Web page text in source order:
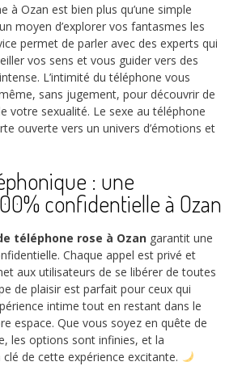
à Ozan est bien plus qu’une simple
moyen d’explorer vos fantasmes les
permet de parler avec des experts qui
vos sens et vous guider vers des
L’intimité du téléphone vous
sans jugement, pour découvrir de
votre sexualité. Le sexe au téléphone
ouverte vers un univers d’émotions et
: une
confidentielle à Ozan
téléphone rose à Ozan garantit une
Chaque appel est privé et
aux utilisateurs de se libérer de toutes
de plaisir est parfait pour ceux qui
intime tout en restant dans le
espace. Que vous soyez en quête de
les options sont infinies, et la
de cette expérience excitante.